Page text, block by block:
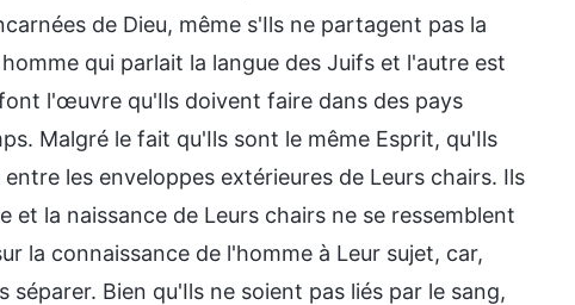
de Dieu, même s'Ils ne partagent pas la
qui parlait la langue des Juifs et l'autre est
l'œuvre qu'Ils doivent faire dans des pays
Malgré le fait qu'Ils sont le même Esprit, qu'Ils
les enveloppes extérieures de Leurs chairs. Ils
la naissance de Leurs chairs ne se ressemblent
la connaissance de l'homme à Leur sujet, car,
Bien qu'Ils ne soient pas liés par le sang,